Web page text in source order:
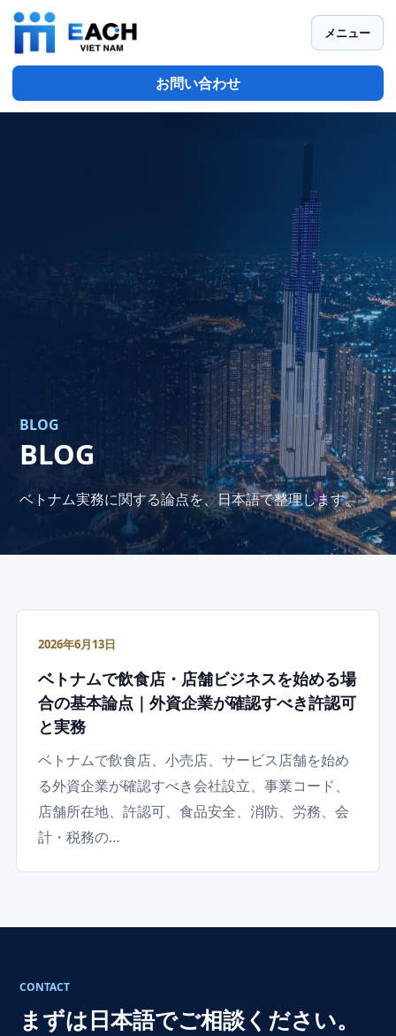
メニュー
お問い合わせ
BLOG
BLOG
ベトナム実務に関する論点を、日本語で整理します。
2026年6月13日
ベトナムで飲食店・店舗ビジネスを始める場
合の基本論点｜外資企業が確認すべき許認可
と実務
ベトナムで飲食店、小売店、サービス店舗を始め
る外資企業が確認すべき会社設立、事業コード、
店舗所在地、許認可、食品安全、消防、労務、会
計・税務の…
CONTACT
まずは日本語でご相談ください。